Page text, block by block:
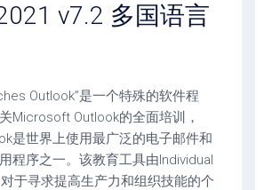
v7.2 多国语言
Outlook”是一个特殊的软件程
Microsoft Outlook的全面培训，
是世界上使用最广泛的电子邮件和
程序之一。该教育工具由Individual
于寻求提高生产力和组织技能的个